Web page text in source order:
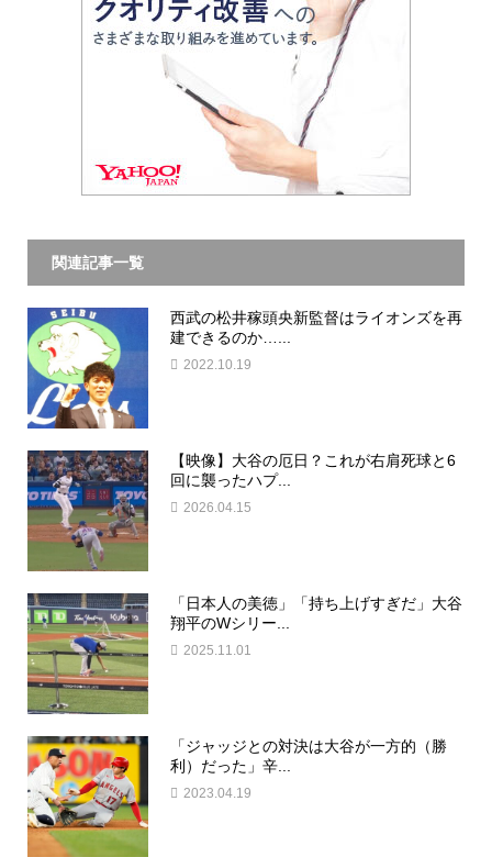
関連記事一覧
西武の松井稼頭央新監督はライオンズを再
建できるのか…...
2022.10.19
【映像】大谷の厄日？これが右肩死球と6
回に襲ったハプ...
2026.04.15
「日本人の美徳」「持ち上げすぎだ」大谷
翔平のWシリー...
2025.11.01
「ジャッジとの対決は大谷が一方的（勝
利）だった」辛...
2023.04.19